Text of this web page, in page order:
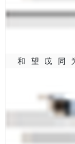
和望戉同